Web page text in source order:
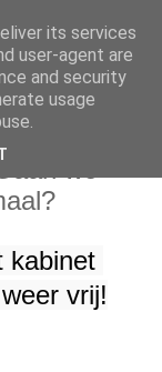
we
kabinet
vrij!
its services
user-agent are
and security
usage